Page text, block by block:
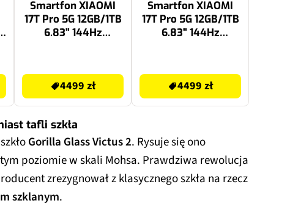
Smartfon XIAOMI
17T Pro 5G 12GB/1TB
6.83" 144Hz
4499 zł
Smartfon XIAOMI
17T Pro 5G 12GB/1TB
6.83" 144Hz
4499 zł
tafli szkła
Gorilla Glass Victus 2. Rysuje się ono
poziomie w skali Mohsa. Prawdziwa rewolucja
zrezygnował z klasycznego szkła na rzecz
szklanym.